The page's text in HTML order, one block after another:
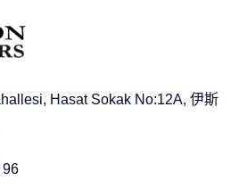
Hasat Sokak No:12A, 伊斯
96